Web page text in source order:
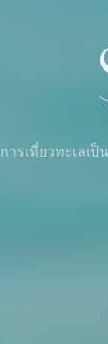
การเที่ยวทะเลเ